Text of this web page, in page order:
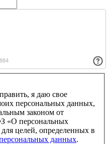
я даю свое
персональных данных,
законом от
«О персональных
целей, определенных в
данных.